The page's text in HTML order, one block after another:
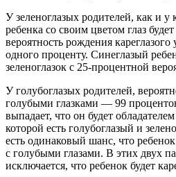
У зеленоглазых родителей, как и у
ребенка со своим цветом глаз
вероятность рождения
одного проценту. Синеглазый
зеленоглазок с 25-процентной
У голубоглазых родителей,
голубыми глазками — 99
выпадает, что он будет
которой есть голубоглазый и
есть одинаковый шанс, что
с голубыми глазами. В этих двух
исключается, что ребенок будет